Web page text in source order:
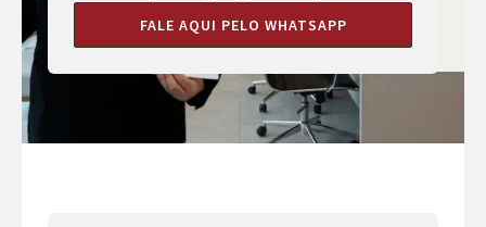
FALE AQUI PELO WHATSAPP